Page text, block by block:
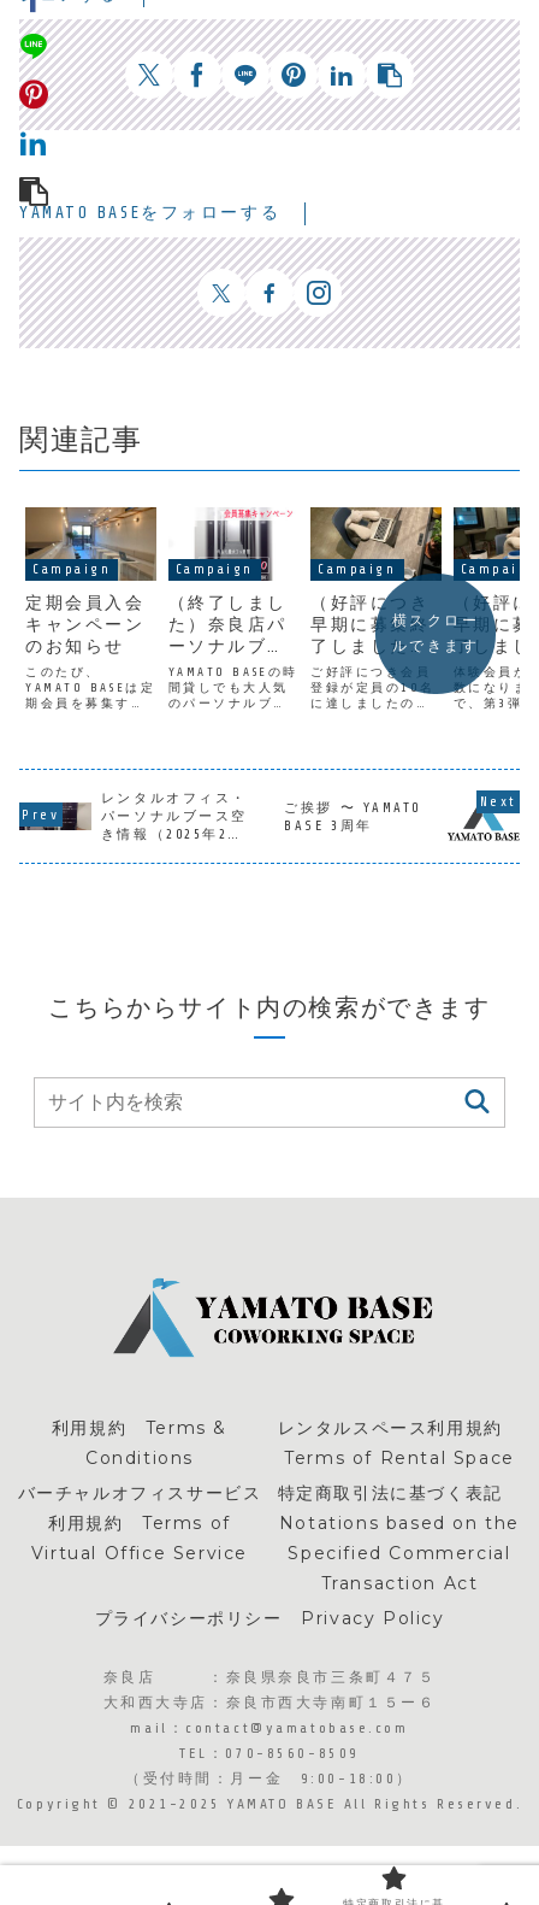
YAMATO BASEをフォローする
関連記事
Campaign
定期会員入会
キャンペーン
のお知らせ
このたび、
YAMATO BASEは定
期会員を募集する
西大寺店が使いや
す。それは、新た
に設定した「ビジ
ネスプラン」で
す。奈良店同様、
大和西大寺店の定
Campaign
（終了しまし
た）奈良店パ
ーソナルブー
ス会員募集キ
ャンペーン実
施中!
YAMATO BASEの時
間貸しでも大人気
のパーソナルブー
いるので完全な閉
せんが、個室感覚
でご利用いただけ
ます。そんなパー
ソナルブースを土
日も夜間も早朝も
Campaign
（好評につき
早期に募集終
了しました）
5月キャンペ
ーン！「120
分利用付き体
￥550」
ご好評につき会員
登録が定員の10名
に達しましたので
ありがとうござい
新しいコワーキン
グスペース
のオープンキャン
Campaign
（好評
早期に募
了しまし
た
体験利
3弾キャ
「300分
付き体
プラ
体験会員が
数になりま
で、第3弾
登録頂きま
す。好評に
回第4弾キ
ンは2022
からパワー
して開始す
横スクロー
ルできます
レンタルオフィス・
パーソナルブース空
き情報（2025年2
ご挨拶 〜 YAMATO
BASE 3周年
こちらからサイト内の検索ができます
利用規約 Terms &
Conditions
レンタルスペース利用規約
Terms of Rental Space
バーチャルオフィスサービス
利用規約 Terms of
Virtual Office Service
特定商取引法に基づく表記
Notations based on the
Specified Commercial
Transaction Act
プライバシーポリシー Privacy Policy
奈良店 ：奈良県奈良市三条町４７５
大和西大寺店：奈良市西大寺南町１５ー６
​mail：contact@yamatobase.com
TEL：070-8560-8509
（受付時間：月ー金 9:00-18:00）
Copyright © 2021-2025 YAMATO BASE All Rights Reserved.